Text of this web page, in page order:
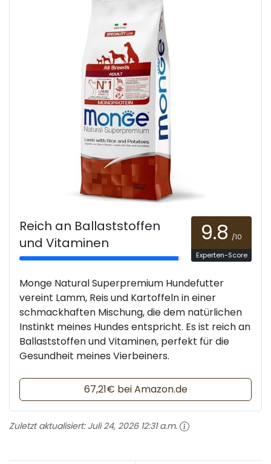
Reich an Ballaststoffen
und Vitaminen
9.8 /10
Experten-Score
Monge Natural Superpremium Hundefutter
vereint Lamm, Reis und Kartoffeln in einer
schmackhaften Mischung, die dem natürlichen
Instinkt meines Hundes entspricht. Es ist reich an
Ballaststoffen und Vitaminen, perfekt für die
Gesundheit meines Vierbeiners.
67,21€ bei Amazon.de
Zuletzt aktualisiert: Juli 24, 2026 12:31 a.m.